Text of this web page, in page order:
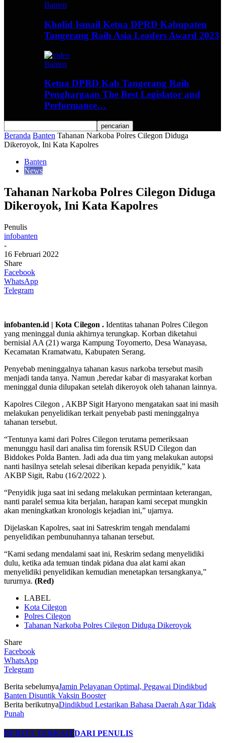
Banten
Kholid Ismail Ketua DPRD Kabupaten
Tangerang Raih Asia Leaders Award 2023
Banten
Ketua DPRD Kab Tangerang Raih
Penghargaan The Best Legislator and
Performance…
Beranda Banten Tahanan Narkoba Polres Cilegon Diduga
Dikeroyok, Ini Kata Kapolres
Banten
News
Tahanan Narkoba Polres Cilegon Diduga
Dikeroyok, Ini Kata Kapolres
Penulis
infobanten
-
16 Februari 2022
Share
Facebook
WhatsApp
Telegram
infobanten.id | Kota Cilegon . Identitas tahanan Polres Cilegon
yang meninggal dunia akhirnya terungkap. Korban diketahui
bernisial AA (21) warga Kampung Toyomerto, Desa Wanayasa,
Kecamatan Kramatwatu, Kabupaten Serang.
Penyebab meninggalnya tahanan kasus narkoba tersebut masih
menjadi tanda tanya. Namun ,beredar kabar di masyarakat korban
meninggal dunia dilupakan setelah dikeroyok oleh tahanan lainnya.
Kapolres Cilegon , AKBP Sigit Haryono mengatakan saat ini masih
melakukan penyelidikan terkait penyebab pasti meninggalnya
tahanan tersebut.
“Tentunya kami dari Polres Cilegon terutama pemeriksaan
menunggu hasil dari analisa tim forensik RSUD Cilegon dan
Biddokes Polda Banten. Jadi ada dua tim yang melakukan autopsi
nanti hasilnya setelah selesai diberikan kepada penyidik,” kata
AKBP Sigit, Rabu (16/2/2022 ).
“Penyidik ​​juga saat ini sedang melakukan permintaan keterangan,
nanti paralel semua kita berjalan, harapan kami secepat mungkin
akan meningkatkan kronologis kejadian ini,” ujarnya.
Dijelaskan Kapolres, saat ini Satreskrim tengah mendalami
penyelidikan pembunuhannya tahanan tersebut.
“Kami sedang mendalami saat ini, Reskrim sedang menyelidiki
dulu, ketika ada temuan tindak pidana dua alat kami akan
menyelidiki penyelidikan kemudian menetapkan tersangkanya,”
tururnya. (Red)
LABEL
Kota Cilegon
Polres Cilegon
Tahanan Narkoba Polres Cilegon Diduga Dikeroyok
Share
Facebook
WhatsApp
Telegram
Berita sebelumyaJamin Pelayanan Optimal, Pegawai Dindikbud
Banten Disuntik Vaksin Booster
Berita berikutnyaDindikbud Lestarikan Bahasa Daerah Agar Tidak
Punah
BERITA TERKAITDARI PENULIS